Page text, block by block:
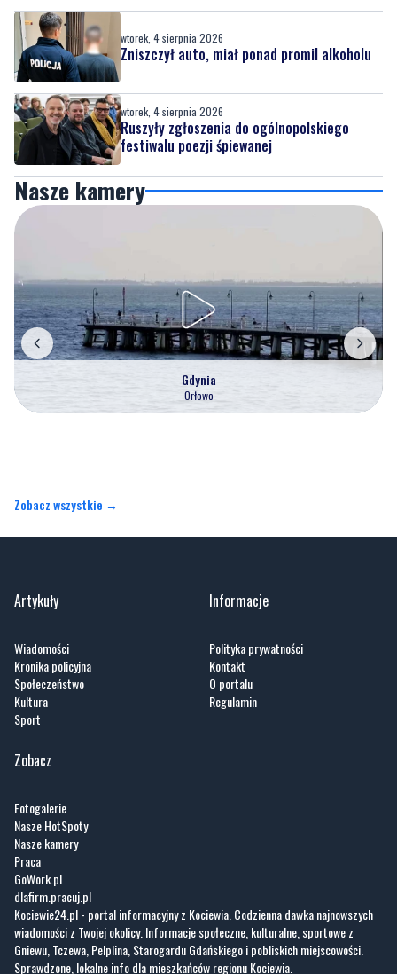
wtorek, 4 sierpnia 2026
Zniszczył auto, miał ponad promil alkoholu
wtorek, 4 sierpnia 2026
Ruszyły zgłoszenia do ogólnopolskiego
festiwalu poezji śpiewanej
Nasze kamery
Gdynia
Orłowo
Zobacz wszystkie →
Artykuły
Wiadomości
Kronika policyjna
Społeczeństwo
Kultura
Sport
Informacje
Polityka prywatności
Kontakt
O portalu
Regulamin
Zobacz
Fotogalerie
Nasze HotSpoty
Nasze kamery
Praca
GoWork.pl
dlafirm.pracuj.pl
Kociewie24.pl - portal informacyjny z Kociewia. Codzienna dawka najnowszych
wiadomości z Twojej okolicy. Informacje społeczne, kulturalne, sportowe z
Gniewu, Tczewa, Pelplina, Starogardu Gdańskiego i pobliskich miejscowości.
Sprawdzone, lokalne info dla mieszkańców regionu Kociewia.